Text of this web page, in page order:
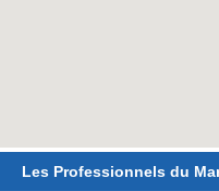
Les Professionnels du